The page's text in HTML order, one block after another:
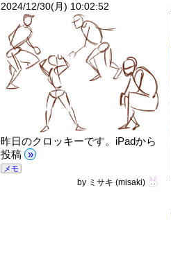
2024/12/30(月) 10:02:52
昨日のクロッキーです。iPadから
投稿 »
メモ
by ミサキ (misaki)